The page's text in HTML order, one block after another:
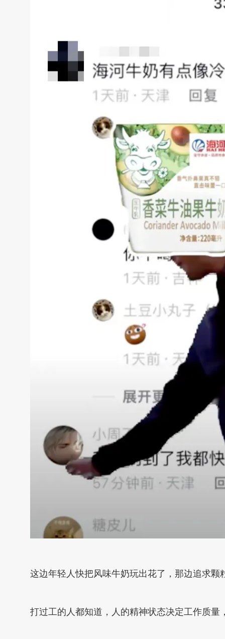
这边年轻人快把风味牛奶玩出花了，那边追求
打过工的人都知道，人的精神状态决定工作质